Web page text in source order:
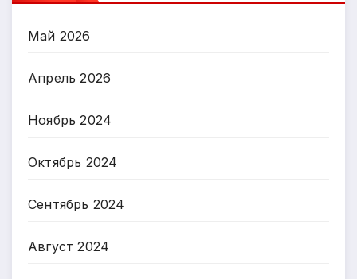
Май 2026
Апрель 2026
Ноябрь 2024
Октябрь 2024
Сентябрь 2024
Август 2024